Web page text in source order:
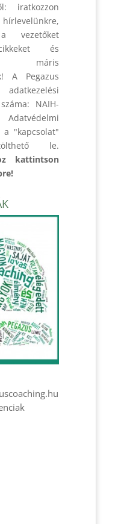
iratkozzon
és
máris
A Pegazus
NAIH-
a "kapcsolat"
le.
kattintson